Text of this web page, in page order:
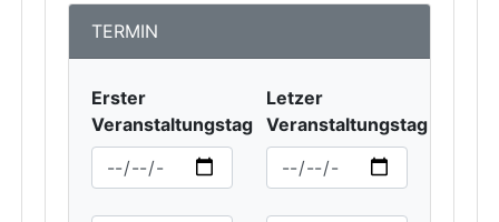
TERMIN
Erster
Veranstaltungstag
Letzer
Veranstaltungstag